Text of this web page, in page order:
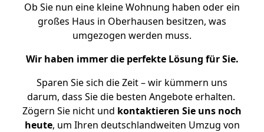
Ob Sie nun eine kleine Wohnung haben oder ein
großes Haus in Oberhausen besitzen, was
umgezogen werden muss.
Wir haben immer die perfekte Lösung für Sie.
Sparen Sie sich die Zeit – wir kümmern uns
darum, dass Sie die besten Angebote erhalten.
Zögern Sie nicht und kontaktieren Sie uns noch
heute, um Ihren deutschlandweiten Umzug von